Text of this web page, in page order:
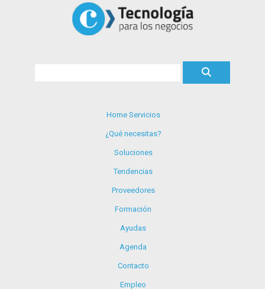
Home Servicios
¿Qué necesitas?
Soluciones
Tendencias
Proveedores
Formación
Ayudas
Agenda
Contacto
Empleo